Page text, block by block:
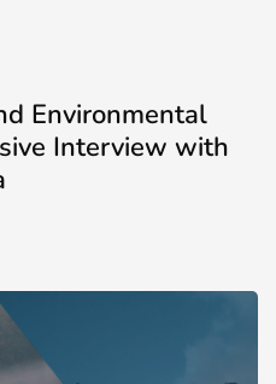
Environmental
Interview with